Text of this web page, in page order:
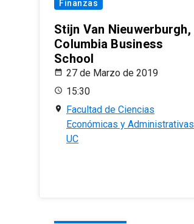
Finanzas
Stijn Van Nieuwerburgh,
Columbia Business
School
27 de Marzo de 2019
15:30
Facultad de Ciencias
Económicas y Administrativas
UC